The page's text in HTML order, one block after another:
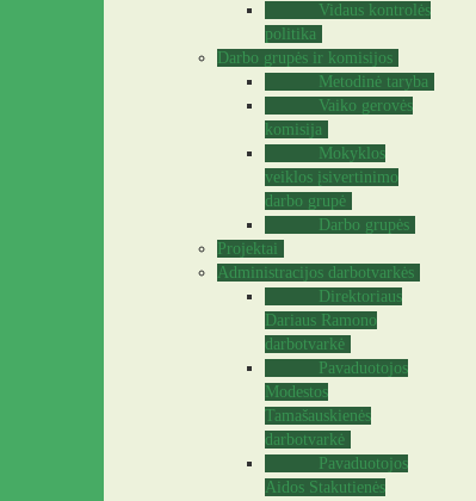
Vidaus kontrolės
politika
Darbo grupės ir komisijos
Metodinė taryba
Vaiko gerovės
komisija
Mokyklos
veiklos įsivertinimo
darbo grupė
Darbo grupės
Projektai
Administracijos darbotvarkės
Direktoriaus
Dariaus Ramono
darbotvarkė
Pavaduotojos
Modestos
Tamašauskienės
darbotvarkė
Pavaduotojos
Aidos Stakutienės